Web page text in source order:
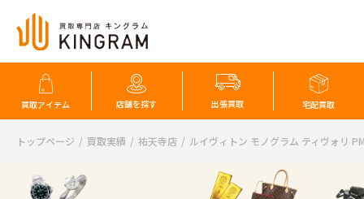
買取アイテム 店舗を探す 出張買取 宅配買取
トップページ 買取実績 祐天寺店 ルイヴィトン モノグラム ティヴォリ